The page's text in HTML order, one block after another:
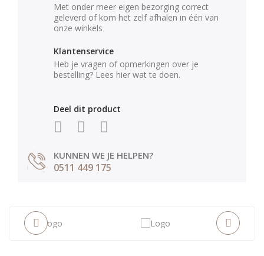
Met onder meer eigen bezorging correct
geleverd of kom het zelf afhalen in één van
onze winkels
Klantenservice
Heb je vragen of opmerkingen over je
bestelling? Lees hier wat te doen.
Deel dit product
KUNNEN WE JE HELPEN?
0511 449 175